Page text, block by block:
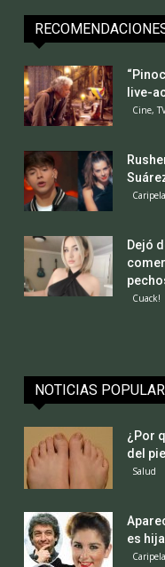
live-
Cine,
Dejó
Cuack!
NOTICIAS
¿Por
del
Salud
es